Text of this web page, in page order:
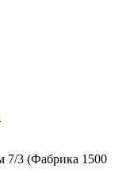
7/3 (Фабрика 1500